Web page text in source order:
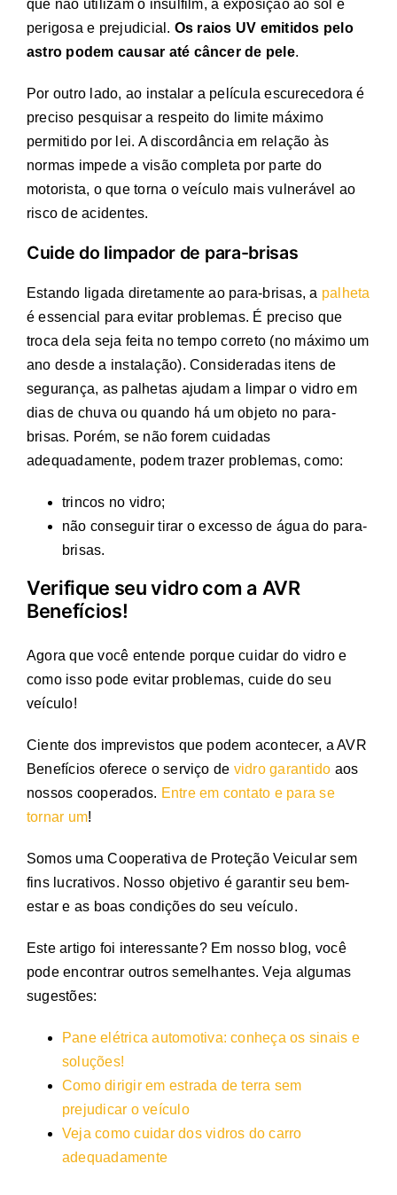
que não utilizam o insulfilm, a exposição ao sol é
perigosa e prejudicial. Os raios UV emitidos pelo
astro podem causar até câncer de pele.
Por outro lado, ao instalar a película escurecedora é
preciso pesquisar a respeito do limite máximo
permitido por lei. A discordância em relação às
normas impede a visão completa por parte do
motorista, o que torna o veículo mais vulnerável ao
risco de acidentes.
Cuide do limpador de para-brisas
Estando ligada diretamente ao para-brisas, a palheta
é essencial para evitar problemas. É preciso que
troca dela seja feita no tempo correto (no máximo um
ano desde a instalação). Consideradas itens de
segurança, as palhetas ajudam a limpar o vidro em
dias de chuva ou quando há um objeto no para-
brisas. Porém, se não forem cuidadas
adequadamente, podem trazer problemas, como:
trincos no vidro;
não conseguir tirar o excesso de água do para-
brisas.
Verifique seu vidro com a AVR
Benefícios!
Agora que você entende porque cuidar do vidro e
como isso pode evitar problemas, cuide do seu
veículo!
Ciente dos imprevistos que podem acontecer, a AVR
Benefícios oferece o serviço de vidro garantido aos
nossos cooperados. Entre em contato e para se
tornar um!
Somos uma Cooperativa de Proteção Veicular sem
fins lucrativos. Nosso objetivo é garantir seu bem-
estar e as boas condições do seu veículo.
Este artigo foi interessante? Em nosso blog, você
pode encontrar outros semelhantes. Veja algumas
sugestões:
Pane elétrica automotiva: conheça os sinais e
soluções!
Como dirigir em estrada de terra sem
prejudicar o veículo
Veja como cuidar dos vidros do carro
adequadamente